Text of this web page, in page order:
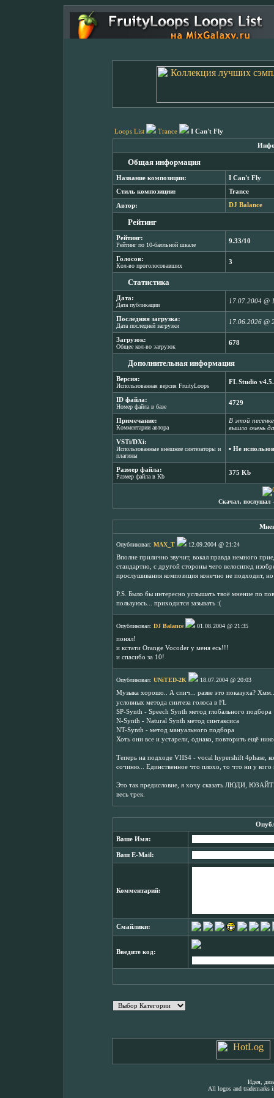
Loops List Trance I Can't Fly
Общая информация
Название композиции: I Can't Fly
Стиль композиции: Trance
Автор: DJ Balance
Рейтинг
Рейтинг:
Рейтинг по 10-балльной шкале
9.33/10
Голосов:
Кол-во проголосовавших
3
Статистика
Дата:
Дата публикации
17.07.2004 @
Последняя загрузка:
Дата последней загрузки
17.06.2026 @
Загрузок:
Общее кол-во загрузок
678
Дополнительная информация
Версия:
Использованная версия FruityLoops
FL Studio
ID файла:
Номер файла в базе
4729
Примечание:
Комментарии автора
В этой
вышло очень
VSTi/DXi:
Использованные внешние синтезаторы и
плагины
▪ Не
Размер файла:
Размер файла в Kb
375 Kb
Скачал, послушал
Опубликовал: MAX_T
12.09.2004 @ 21:24
Вполне прилично звучит, вокал правда немного
стандартно, с другой стороны чего велосипед
прослушивания композиция конечно не подходит,
P.S. Было бы интересно услышать твоё мнение по
пользуюсь... приходится зазывать :(
Опубликовал: DJ Balance
01.08.2004 @ 21:35
понял!
и кстати Orange Vocoder у меня есь!!!
и спасибо за 10!
Опубликовал: UNiTED-2K
18.07.2004 @ 20:03
Музыка хорошо.. А спич... разве это показуха?
условных метода синтеза голоса в FL
SP-Synth - Speech Synth метод глобального подбора
N-Synth - Natural Synth метод синтаксиса
NT-Synth - метод мануального подбора
Хоть они все и устарели, однако, повторить ещё
Теперь на подходе VHS4 - vocal hypershift 4phase,
сочиню... Единственное что плохо, то что ни у кого
Это так предисловие, я хочу сказать ЛЮДИ,
весь трек.
Ваше Имя:
Ваш E-Mail:
Комментарий:
Смайлики:
Введите код:
Идея,
All logos and trademarks